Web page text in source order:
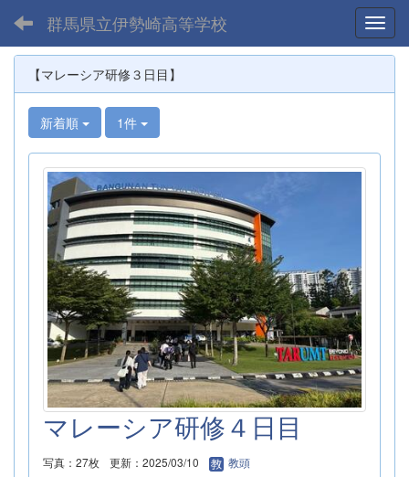
群馬県立伊勢崎高等学校
【マレーシア研修３日目】
新着順 1件
マレーシア研修４日目
写真：27枚 更新：2025/03/10 教頭